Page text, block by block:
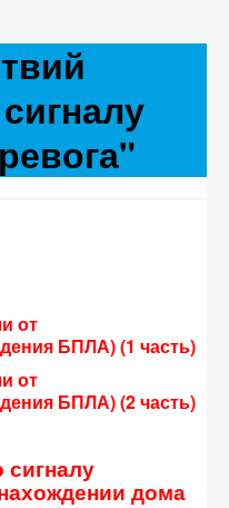
от
БПЛА) (1 часть)
от
БПЛА) (2 часть)
сигналу
дома